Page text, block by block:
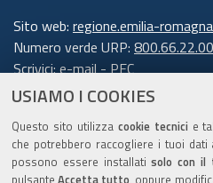
USIAMO I COOKIES
Questo sito utilizza cookie tecnici e
che potrebbero raccogliere i tuoi
possono essere installatisolo con il
pulsanteAccetta tutto, oppure
Sito web: regione.emilia-
Numero verde URP: 800.66.22.00
Scrivici:e-mail-PEC
Trasparenza